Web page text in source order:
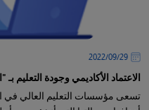
29‏/09‏/2022
الاعتماد الأكاديمي وجودة التعليم بـ
تسعى مؤسسات التعليم العالي في